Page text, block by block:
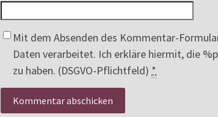
Mit dem Absenden des Kommentar-
Daten verarbeitet. Ich erkläre hiermit, die
zu haben. (DSGVO-Pflichtfeld) *